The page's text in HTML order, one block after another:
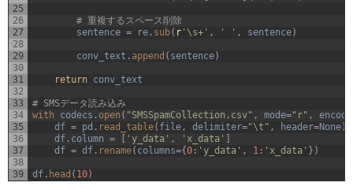
25
26
27
28
29
30
31
32
33
34
35
36
37
38
39
# 重複するスペース削除
sentence = re . sub( r '\s+' , ' ' , sentence)
conv_text . append ( sentence)
return conv_text
# SMSデータ読み込み
with codecs . open ( "SMSSpamCollection.csv" , mode="r" ,
df = pd . read_table( file, delimiter="\t" , header=None)
df . column = 'y_data' , 'x_data'
df = df . rename( columns={0 : 'y_data' , 1 : 'x_data' } )
df . head ( 10)